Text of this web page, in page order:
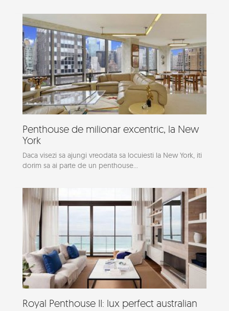
Penthouse de milionar excentric, la New
York
Daca visezi sa ajungi vreodata sa locuiesti la New York, iti
dorim sa ai parte de un penthouse...
Royal Penthouse II: lux perfect australian